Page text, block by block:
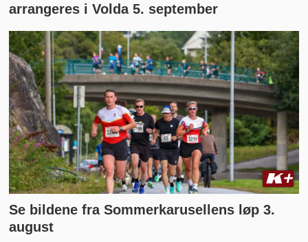
arrangeres i Volda 5. september
Se bildene fra Sommerkarusellens løp 3.
august